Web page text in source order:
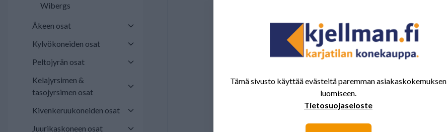
Wibergs
Äkeen osat
Kylvökoneiden osat
Peltojyrän osat
Kelajyrsimen &
tasojyrsimen osat
Kivenkeruukoneiden osat
Juurikaskoneen osat
Tämä sivusto käyttää evästeitä paremman asiakaskokemuksen
luomiseen.
Tietosuojaseloste